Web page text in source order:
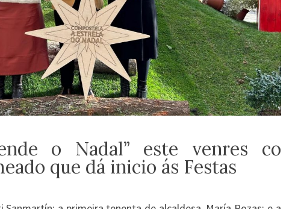
o Nadal” este venres co
que dá inicio ás Festas